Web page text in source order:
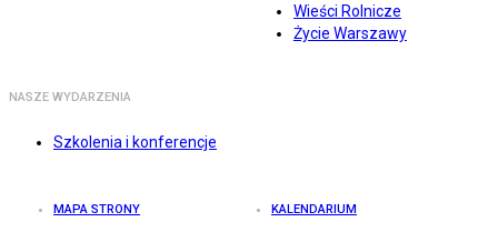
Wieści Rolnicze
Życie Warszawy
NASZE WYDARZENIA
Szkolenia i konferencje
MAPA STRONY KALENDARIUM